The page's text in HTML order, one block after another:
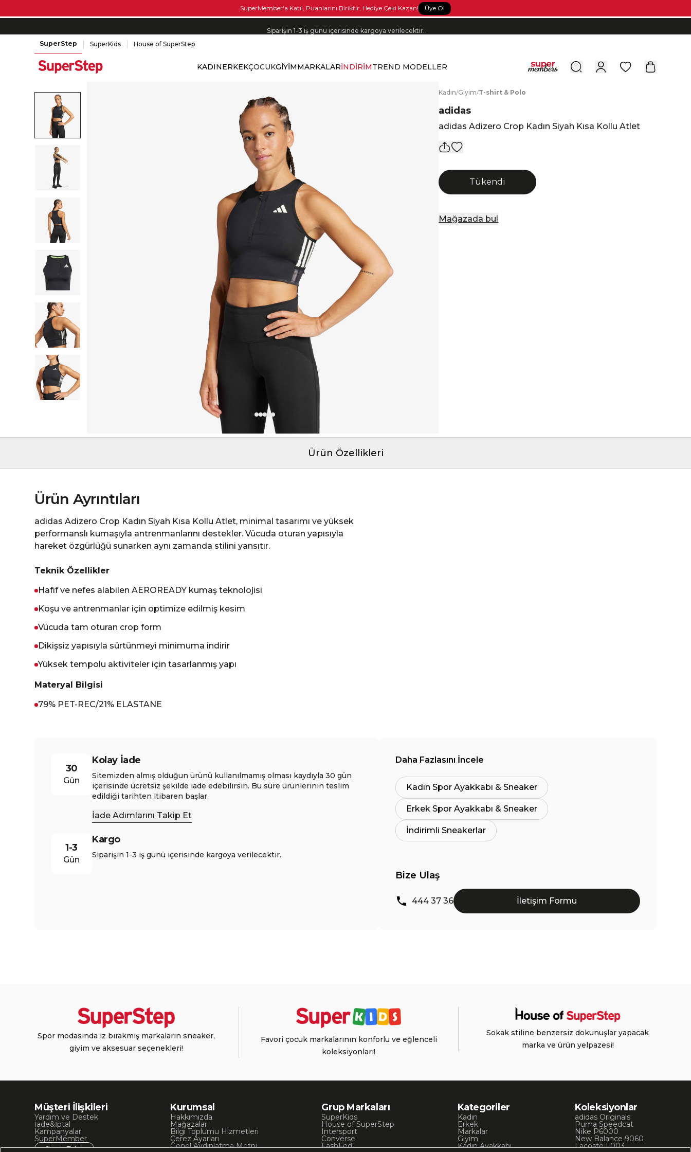
SuperMember'a Katıl, Puanlarını Biriktir, Hediye Çeki Kazan! Üye Ol
Siparişin 1-3 iş günü içerisinde kargoya verilecektir.
APP'e Özel Seçili Ürünlerde %15 İndirim! Kupon Kodu: APP15
SuperStep SuperKids House of SuperStep
KADINERKEKÇOCUKGİYİMMARKALARİNDİRİMTREND MODELLER 0
Kadın/Giyim/T-shirt & Polo
adidas
adidas Adizero Crop Kadın Siyah Kısa Kollu Atlet
Tükendi
Mağazada bul
Ürün Özellikleri
Ürün Ayrıntıları
adidas Adizero Crop Kadın Siyah Kısa Kollu Atlet, minimal tasarımı ve yüksek
performanslı kumaşıyla antrenmanlarını destekler. Vücuda oturan yapısıyla
hareket özgürlüğü sunarken aynı zamanda stilini yansıtır.
Teknik Özellikler
Hafif ve nefes alabilen AEROREADY kumaş teknolojisi
Koşu ve antrenmanlar için optimize edilmiş kesim
Vücuda tam oturan crop form
Dikişsiz yapısıyla sürtünmeyi minimuma indirir
Yüksek tempolu aktiviteler için tasarlanmış yapı
Materyal Bilgisi
79% PET-REC/21% ELASTANE
30
Gün
Kolay İade
Sitemizden almış olduğun ürünü kullanılmamış olması kaydıyla 30 gün
içerisinde ücretsiz şekilde iade edebilirsin. Bu süre ürünlerinin teslim
edildiği tarihten itibaren başlar.
İade Adımlarını Takip Et
1-3
Gün
Kargo
Siparişin 1-3 iş günü içerisinde kargoya verilecektir.
Daha Fazlasını İncele
Kadın Spor Ayakkabı & Sneaker
Erkek Spor Ayakkabı & Sneaker
İndirimli Sneakerlar
Bize Ulaş
444 37 36 İletişim Formu
Spor modasında iz bırakmış markaların sneaker,
giyim ve aksesuar seçenekleri!
Favori çocuk markalarının konforlu ve eğlenceli
koleksiyonları!
Sokak stiline benzersiz dokunuşlar yapacak
marka ve ürün yelpazesi!
Müşteri İlişkileri
Yardım ve Destek
İade&İptal
Kampanyalar
SuperMember
Sipariş Takip
Kurumsal
Hakkımızda
Mağazalar
Bilgi Toplumu Hizmetleri
Çerez Ayarları
Genel Aydınlatma Metni
Grup Markaları
SuperKids
House of SuperStep
Intersport
Converse
FashFed
Kategoriler
Kadın
Erkek
Markalar
Giyim
Kadın Ayakkabı
Koleksiyonlar
adidas Originals
Puma Speedcat
Nike P6000
New Balance 9060
Lacoste L003